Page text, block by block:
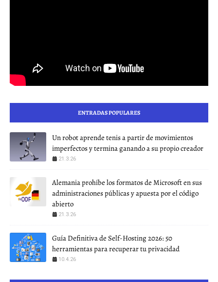
ENTRADAS POPULARES
Un robot aprende tenis a partir de movimientos
imperfectos y termina ganando a su propio creador
21.3.26
Alemania prohíbe los formatos de Microsoft en sus
administraciones públicas y apuesta por el código
abierto
21.3.26
Guía Definitiva de Self-Hosting 2026: 50
herramientas para recuperar tu privacidad
10.4.26